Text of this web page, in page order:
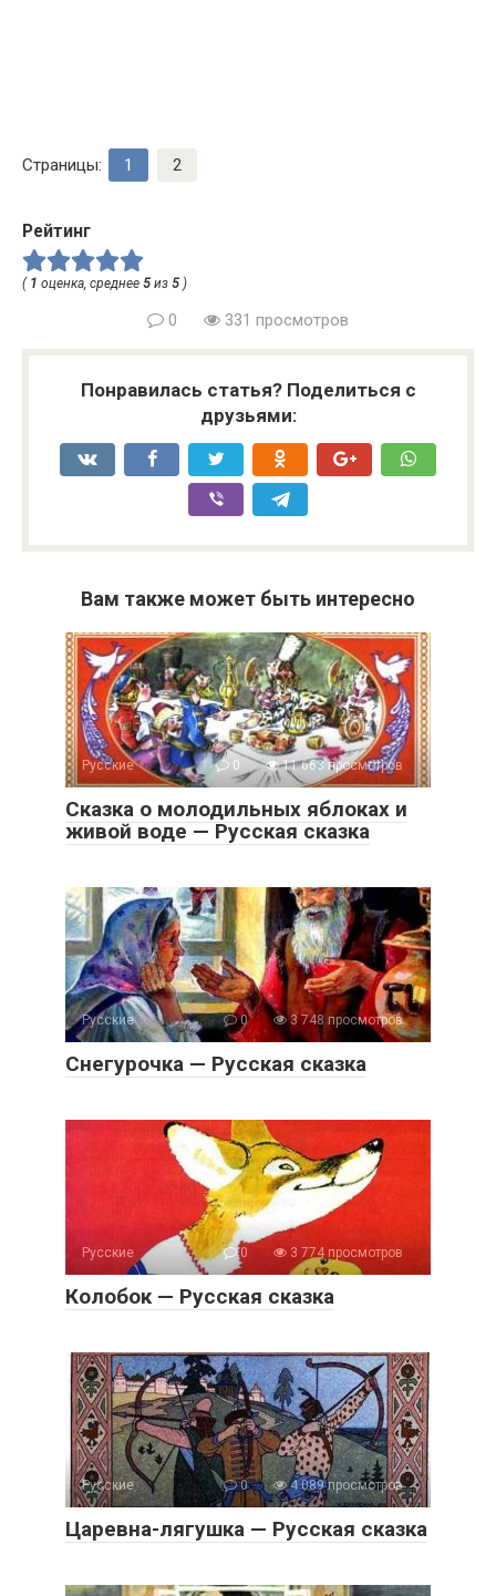
Страницы: 1 2
Рейтинг
( 1 оценка, среднее 5 из 5 )
0 331 просмотров
Понравилась статья? Поделиться с
друзьями:
Вам также может быть интересно
Русские 0 11 663 просмотров
Сказка о молодильных яблоках и
живой воде — Русская сказка
Русские 0 3 748 просмотров
Снегурочка — Русская сказка
Русские 0 3 774 просмотров
Колобок — Русская сказка
Русские 0 4 089 просмотров
Царевна-лягушка — Русская сказка